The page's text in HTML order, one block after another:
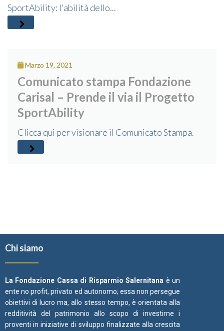
SportAbility: l'abilità dello...
Marzo 19, 2021
Comunicato stampa Fondazione
Carisal – Prende il via il Progetto
SportAbility
Clicca qui per visionare il Comunicato Stampa.
Chi siamo
La Fondazione Cassa di Risparmio Salernitana è un
ente no profit, privato ed autonomo; essa non persegue
obiettivi di lucro ma, allo stesso tempo, è orientata alla
redditività del patrimonio allo scopo di investirne i
proventi in iniziative di sviluppo finalizzate alla crescita